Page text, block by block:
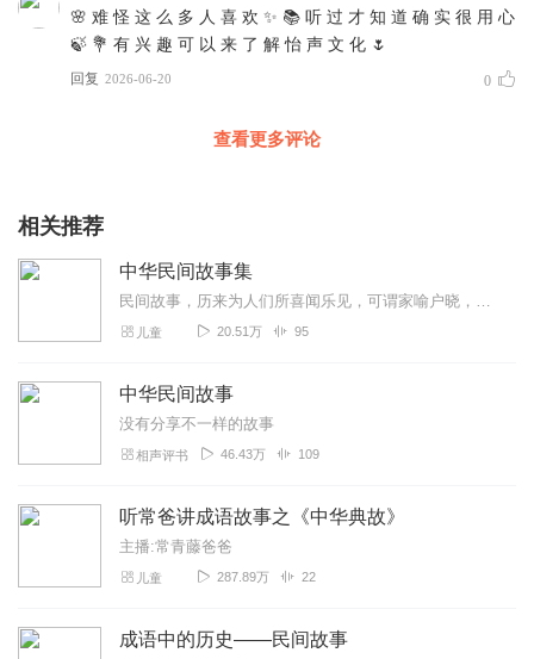
🌸 难 怪 这 么 多 人 喜 欢 ✨ 📚 听 过 才 知 道 确 实 很 用 心
🍃 💐 有 兴 趣 可 以 来 了 解 怡 声 文 化 🌷
回复 2026-06-20 0
查看更多评论
相关推荐
中华民间故事集
民间故事，历来为人们所喜闻乐见，可谓家喻户晓，耳熟能详。断桥相会，流传千年；梁祝化蝶，爱情绝响……《中华民间故事集》将这些传统故事提炼收集在飞猪侠儿童电台，让小...
儿童 20.51万 95
中华民间故事
没有分享不一样的故事
相声评书 46.43万 109
听常爸讲成语故事之《中华典故》
主播:常青藤爸爸
儿童 287.89万 22
成语中的历史——民间故事